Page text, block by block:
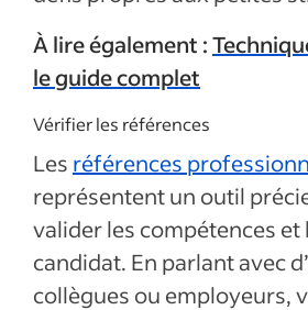
À lire également :
le guide complet
Vérifier les références
Les références
représentent un outil
valider les compétences et
candidat. En parlant avec
collègues ou employeurs,